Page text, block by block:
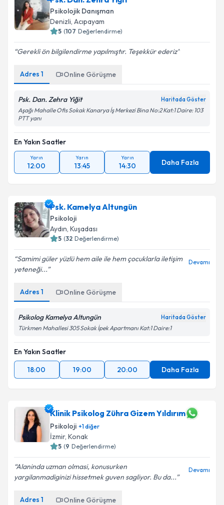
Psikolojik Danışman
Denizli, Acıpayam
5 (107 Değerlendirme)
Gerekli ön bilgilendirme yapılmıştır. Teşekkür ederiz
Adres 1 Online Görüşme
Psk. Dan. Zehra Yiğit Haritada Göster
Aşağı Mahalle Ofis Sokak Kanarya İş Merkezi Bina No:2 Kat:1 Daire: 103
PTT yanı
En Yakın Saatler
Yarın
12:00
Yarın
13:45
Yarın
14:30 Daha Fazla
Psk. Kamelya Altungün
Psikoloji
Aydın, Kuşadası
5 (32 Değerlendirme)
Samimi güler yüzlü hem aile ile hem çocuklarla iletişim
yeteneği...
Devamı
Adres 1 Online Görüşme
Psikolog Kamelya Altungün Haritada Göster
Türkmen Mahallesi 305 Sokak İpek Apartmanı Kat:1 Daire:1
En Yakın Saatler
18:00
19:00 20:00 Daha Fazla
Klinik Psikolog Zühra Gizem Yıldırım
Psikoloji +1diğer
İzmir, Konak
5 (9 Değerlendirme)
Alaninda uzman olmasi, konusurken
yargilanmadiginizi hissetmek guven sagliyor. Bu da...
Devamı
Adres 1 Online Görüşme